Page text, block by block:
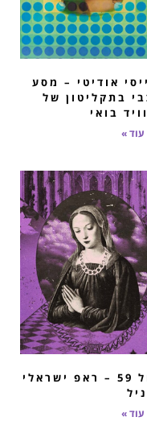
אודיטי – מסע
בתקליטון של
בואי
»
סגול 59 – ראפ ישראלי
»